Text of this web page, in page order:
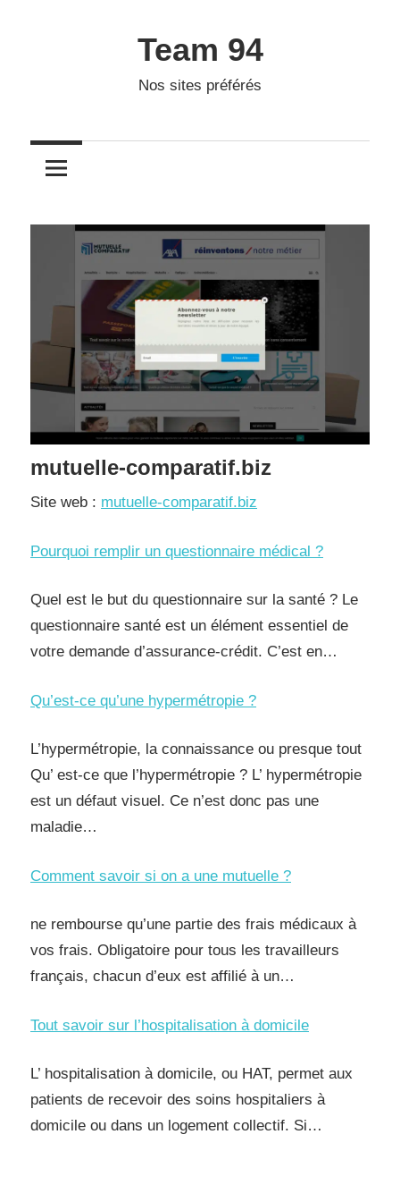
Team 94
Nos sites préférés
mutuelle-comparatif.biz
Site web : mutuelle-comparatif.biz
Pourquoi remplir un questionnaire médical ?
Quel est le but du questionnaire sur la santé ? Le
questionnaire santé est un élément essentiel de
votre demande d’assurance-crédit. C’est en…
Qu’est-ce qu’une hypermétropie ?
L’hypermétropie, la connaissance ou presque tout
Qu’ est-ce que l’hypermétropie ? L’ hypermétropie
est un défaut visuel. Ce n’est donc pas une
maladie…
Comment savoir si on a une mutuelle ?
ne rembourse qu’une partie des frais médicaux à
vos frais. Obligatoire pour tous les travailleurs
français, chacun d’eux est affilié à un…
Tout savoir sur l’hospitalisation à domicile
L’ hospitalisation à domicile, ou HAT, permet aux
patients de recevoir des soins hospitaliers à
domicile ou dans un logement collectif. Si…